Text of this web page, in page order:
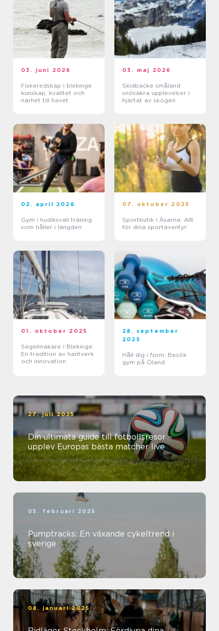
03. juni 2026
Fiskeredskap i blekinge
kunskap, kvalitet och
närhet till havet
03. maj 2026
Skidbacke småland
snösäkra upplevelser i
hjärtat av skogen
02. april 2026
Gym i hudiksvall träning
som håller i längden
07. oktober 2025
Sportbutik i Åsarna: Allt
för dina sportäventyr
01. oktober 2025
Segelmakare i Blekinge:
En tradition av hantverk
och innovation
28. september
2025
Håll dig i form: Besök
gym på Öland
27. juli 2025
Din ultimata guide till fotbollsresor –
upplev Europas bästa matcher live
05. februari 2025
Pumptracks: En växande cykeltrend i
sverige
08. januari 2025